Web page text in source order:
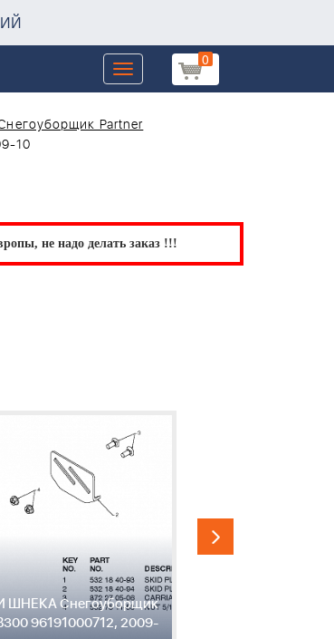
0
Toggle
navigation
Partner
10
не надо делать заказ !!!
ШНЕКА Снегоуборщик
96191000712, 2009-